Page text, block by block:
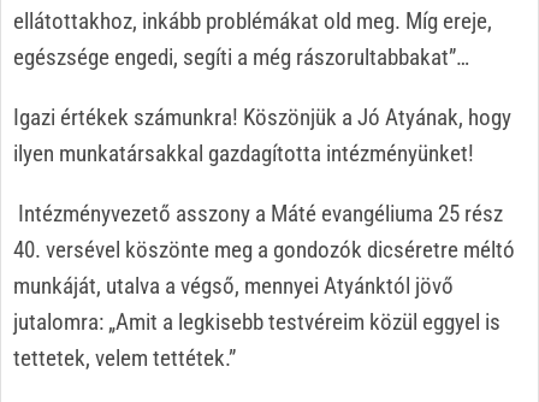
ellátottakhoz, inkább problémákat old meg. Míg ereje,
egészsége engedi, segíti a még rászorultabbakat”…
Igazi értékek számunkra! Köszönjük a Jó Atyának, hogy
ilyen munkatársakkal gazdagította intézményünket!
Intézményvezető asszony a Máté evangéliuma 25 rész
40. versével köszönte meg a gondozók dicséretre méltó
munkáját, utalva a végső, mennyei Atyánktól jövő
jutalomra: „Amit a legkisebb testvéreim közül eggyel is
tettetek, velem tettétek.”